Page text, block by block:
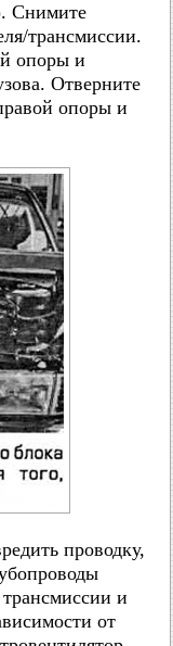
Снимите
трансмиссии.
опоры и
Отверните
опоры и
проводку,
и
от